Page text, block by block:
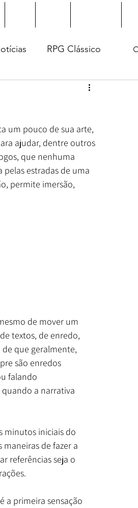
RPG Clássico
um pouco de sua arte,
ajudar, dentre outros
que nenhuma
pelas estradas de uma
permite imersão,
de mover um
textos, de enredo,
de que geralmente,
são enredos
falando
quando a narrativa
minutos iniciais do
de fazer a
referências seja o
a primeira sensação